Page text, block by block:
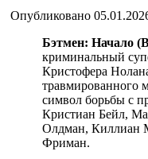
Опубликовано
Бэтмен: Начало
криминальный
Кристофера
травмированного
символ борьбы с
Кристиан Бейл,
Олдман, Киллиан
Фриман.